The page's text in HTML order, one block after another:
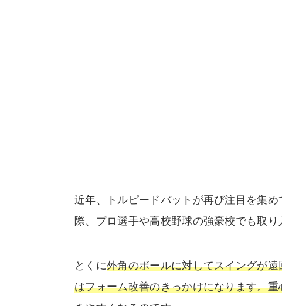
近年、トルピードバットが再び注目を集め
際、プロ選手や高校野球の強豪校でも取
とくに外角のボールに対してスイングが
はフォーム改善のきっかけになります。